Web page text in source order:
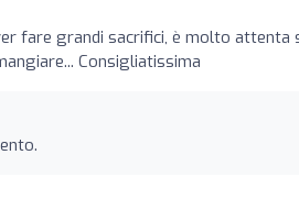
fare grandi sacrifici, è molto attenta
Consigliatissima